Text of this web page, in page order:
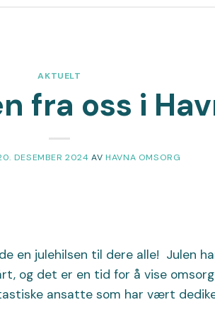
AKTUELT
fra oss i
DESEMBER 2024 AVHAVNA OMSORG
en julehilsen til dere alle! Julen
og det er en tid for å vise
ansatte som har vært